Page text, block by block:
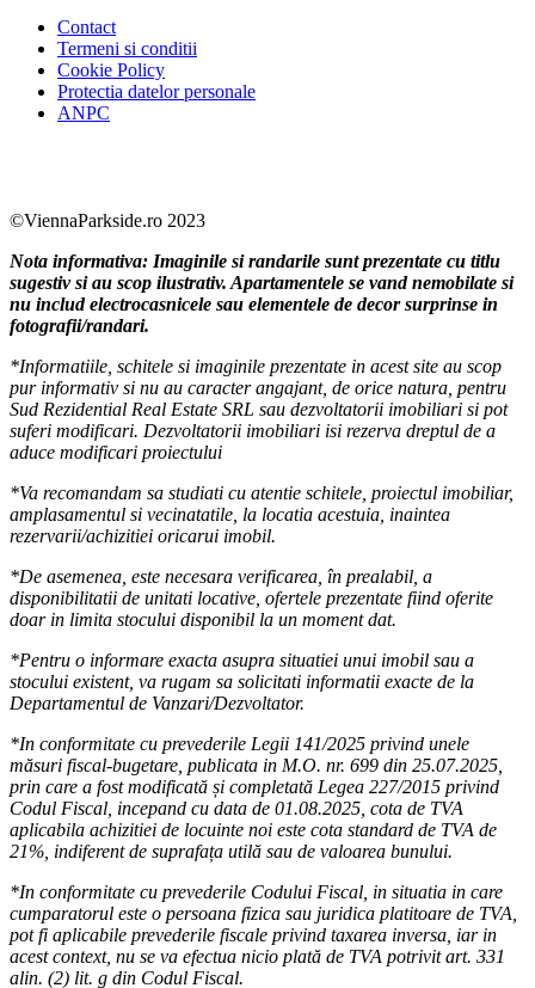
Contact
Termeni si conditii
Cookie Policy
Protectia datelor personale
ANPC
©ViennaParkside.ro 2023
Nota informativa: Imaginile si randarile sunt prezentate cu titlu
sugestiv si au scop ilustrativ. Apartamentele se vand nemobilate si
nu includ electrocasnicele sau elementele de decor surprinse in
fotografii/randari.
*Informatiile, schitele si imaginile prezentate in acest site au scop
pur informativ si nu au caracter angajant, de orice natura, pentru
Sud Rezidential Real Estate SRL sau dezvoltatorii imobiliari si pot
suferi modificari. Dezvoltatorii imobiliari isi rezerva dreptul de a
aduce modificari proiectului
*Va recomandam sa studiati cu atentie schitele, proiectul imobiliar,
amplasamentul si vecinatatile, la locatia acestuia, inaintea
rezervarii/achizitiei oricarui imobil.
*De asemenea, este necesara verificarea, în prealabil, a
disponibilitatii de unitati locative, ofertele prezentate fiind oferite
doar in limita stocului disponibil la un moment dat.
*Pentru o informare exacta asupra situatiei unui imobil sau a
stocului existent, va rugam sa solicitati informatii exacte de la
Departamentul de Vanzari/Dezvoltator.
*In conformitate cu prevederile Legii 141/2025 privind unele
măsuri fiscal-bugetare, publicata in M.O. nr. 699 din 25.07.2025,
prin care a fost modificată și completată Legea 227/2015 privind
Codul Fiscal, incepand cu data de 01.08.2025, cota de TVA
aplicabila achizitiei de locuinte noi este cota standard de TVA de
21%, indiferent de suprafața utilă sau de valoarea bunului.
*In conformitate cu prevederile Codului Fiscal, in situatia in care
cumparatorul este o persoana fizica sau juridica platitoare de TVA,
pot fi aplicabile prevederile fiscale privind taxarea inversa, iar in
acest context, nu se va efectua nicio plată de TVA potrivit art. 331
alin. (2) lit. g din Codul Fiscal.